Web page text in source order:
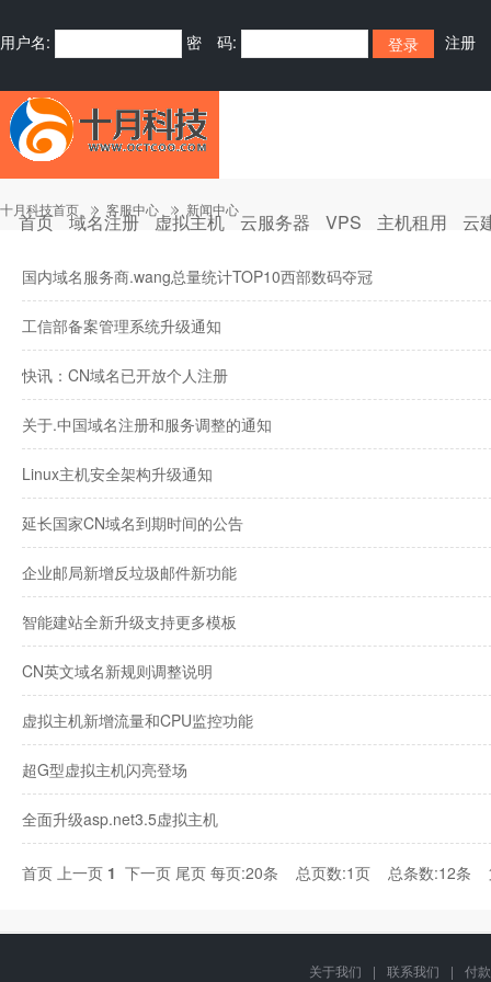
用户名: 密 码: 注册
首页 域名注册 虚拟主机 云服务器 VPS 主机租用 云
十月科技首页 客服中心 新闻中心
国内域名服务商.wang总量统计TOP10西部数码夺冠
工信部备案管理系统升级通知
快讯：CN域名已开放个人注册
关于.中国域名注册和服务调整的通知
Linux主机安全架构升级通知
延长国家CN域名到期时间的公告
企业邮局新增反垃圾邮件新功能
智能建站全新升级支持更多模板
CN英文域名新规则调整说明
虚拟主机新增流量和CPU监控功能
超G型虚拟主机闪亮登场
全面升级asp.net3.5虚拟主机
首页 上一页 1 下一页 尾页 每页:20条 总页数:1页 总条数:12条
关于我们 | 联系我们 |
付